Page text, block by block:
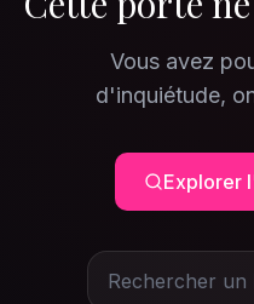
Vous avez
d'inquiétude,
Explorer